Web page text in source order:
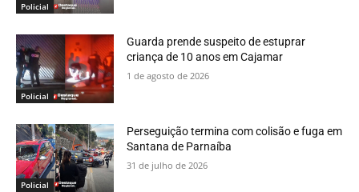
Policial
Policial
Guarda prende suspeito de estuprar
criança de 10 anos em Cajamar
1 de agosto de 2026
Policial
Perseguição termina com colisão e fuga em
Santana de Parnaíba
31 de julho de 2026